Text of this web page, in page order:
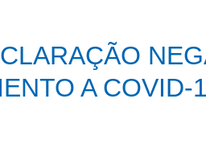
A COVID-